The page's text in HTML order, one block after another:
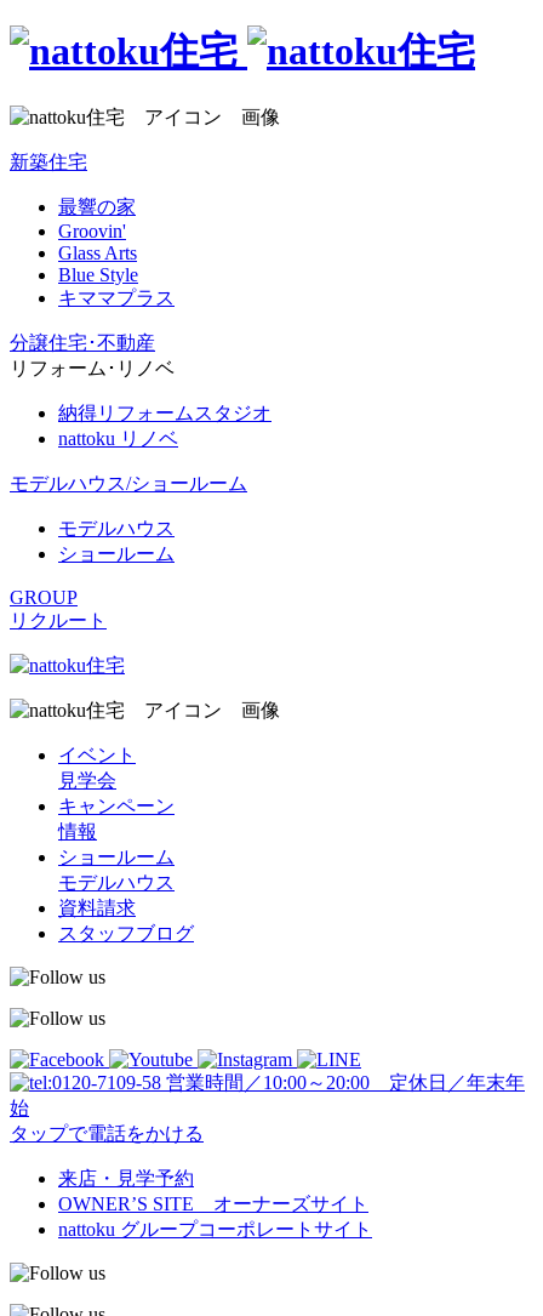
新築住宅
最響の家
Groovin'
Glass Arts
Blue Style
キママプラス
分譲住宅･不動産
リフォーム･リノベ
納得リフォームスタジオ
nattoku リノベ
モデルハウス/ショールーム
モデルハウス
ショールーム
GROUP
リクルート
イベント
見学会
キャンペーン
情報
ショールーム
モデルハウス
資料請求
スタッフブログ
営業時間／10:00～20:00 定休日／年末年
始
タップで電話をかける
来店・見学予約
OWNER’S SITE オーナーズサイト
nattoku グループコーポレートサイト